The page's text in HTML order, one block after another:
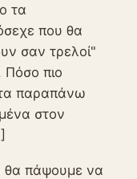
τα
που θα
σαν τρελοί"
Πόσο πιο
παραπάνω
στον
θα πάψουμε να